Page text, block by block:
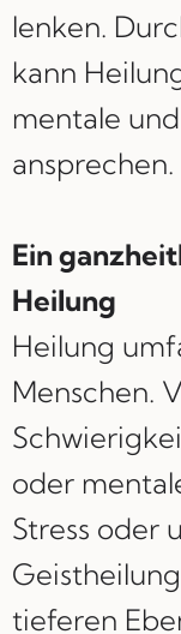
lenken.
kann
mentale
ansprechen.
Ein
Heilung
Heilung
Menschen.
oder
Stress oder
tieferen